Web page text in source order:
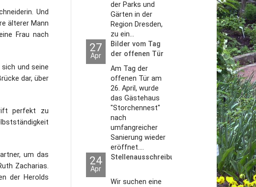
Und
älterer Mann
Frau nach
und seine
dar, über
perfekt zu
um das
Zacharias.
der Herolds
der Parks und
Gärten in der
Region Dresden,
zu ein...
27
Apr
Bilder vom Tag
der offenen Tür
2026
Am Tag der
offenen Tür am
26. April, wurde
das Gästehaus
"Storchennest"
nach
umfangreicher
Sanierung wieder
eröffnet....
24
Apr
Stellenausschreibungen
Wir suchen eine